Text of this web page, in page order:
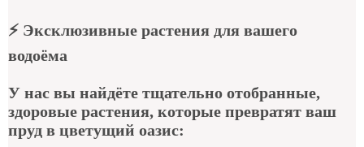
⚡ Эксклюзивные растения для вашего
водоёма
У нас вы найдёте тщательно отобранные,
здоровые растения, которые превратят ваш
пруд в цветущий оазис: